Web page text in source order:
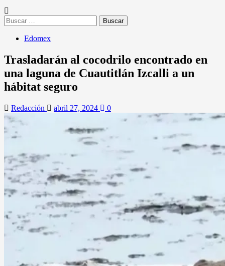
Edomex
Trasladarán al cocodrilo encontrado en
una laguna de Cuautitlán Izcalli a un
hábitat seguro
Redacción abril 27, 2024 0